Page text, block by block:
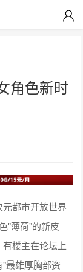
角色新时
都市开放世界
"薄荷"的新皮
楼主在论坛上
最雄厚胸部资